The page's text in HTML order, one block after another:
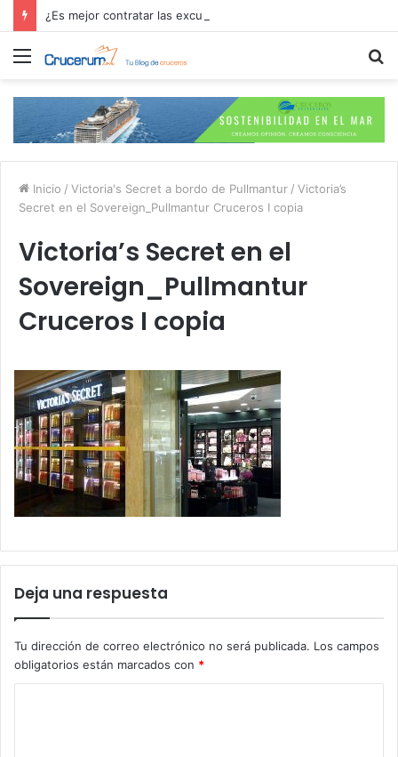
Menú
Inicio / Victoria's Secret a bordo de Pullmantur / Victoria’s
Secret en el Sovereign_Pullmantur Cruceros I copia
Victoria’s Secret en el
Sovereign_Pullmantur
Cruceros I copia
Deja una respuesta
Tu dirección de correo electrónico no será publicada. Los campos
obligatorios están marcados con *